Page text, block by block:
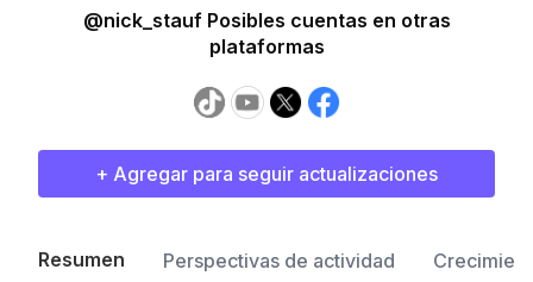
@nick_stauf Posibles cuentas en otras
plataformas
+ Agregar para seguir actualizaciones
Resumen Perspectivas de actividad